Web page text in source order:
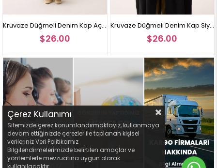
Kruvaze Düğmeli Denim Kap Açık Mavi
$26.00
Kruvaze Düğmeli Denim Kap Siyah
$26.00
Çerez Kullanımı
Sitemizde çerez konumlandırmaktayız, kullanmaya
devam ettiğinizde çerezler ile toplanan kişisel
verileriniz Veri Politikamız
Bilgilendirmelerimizde belirtilen amaçlar ve
yöntemlerle mevzuatına uygun olarak
kullanılacaktır.